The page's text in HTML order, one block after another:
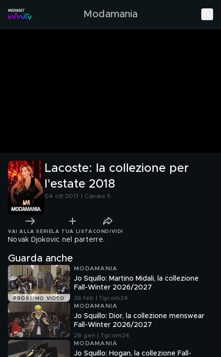
Modamania
Lacoste: la collezione per
l'estate 2018
04 ott 2017 | Canale 5
VAI ALLA SERIE LA TUA LISTA CONDIVIDI
Novak Djokovic nel parterre.
Guarda anche
PROSSIMO VIDEO
MODAMANIA
Jo Squillo: Martino Midali, la collezione
Fall-Winter 2026/2027
26 feb | Tgcom24
MODAMANIA
Jo Squillo: Dior, la collezione menswear
Fall-Winter 2026/2027
28 gen | Tgcom24
MODAMANIA
Jo Squillo: Hogan, la collezione Fall-